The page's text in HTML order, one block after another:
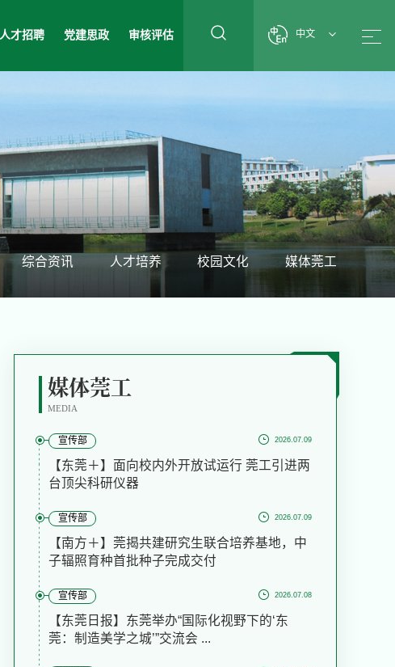
人才招聘 党建思政 审核评估 中文
综合资讯 人才培养 校园文化 媒体莞工
媒体莞工
MEDIA
宣传部 2026.07.09
【东莞＋】面向校内外开放试运行 莞工引进两
台顶尖科研仪器
宣传部 2026.07.09
【南方＋】莞揭共建研究生联合培养基地，中
子辐照育种首批种子完成交付
宣传部 2026.07.08
【东莞日报】东莞举办“国际化视野下的‘东
莞：制造美学之城’”交流会 ...